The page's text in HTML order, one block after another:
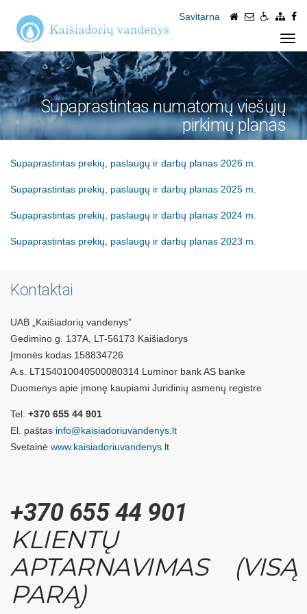
Savitarna
Supaprastintas numatomų viešųjų
pirkimų planas
Supaprastintas prekių, paslaugų ir darbų planas 2026 m.
Supaprastintas prekių, paslaugų ir darbų planas 2025 m.
Supaprastintas prekių, paslaugų ir darbų planas 2024 m.
Supaprastintas prekių, paslaugų ir darbų planas 2023 m.
Kontaktai
UAB „Kaišiadorių vandenys”
Gedimino g. 137A, LT-56173 Kaišiadorys
Įmonės kodas 158834726
A.s. LT154010040500080314 Luminor bank AS banke
Duomenys apie įmonę kaupiami Juridinių asmenų registre
Tel. +370 655 44 901
El. paštas info@kaisiadoriuvandenys.lt
Svetainė www.kaisiadoriuvandenys.lt
+370 655 44 901
KLIENTŲ
APTARNAVIMAS (VISĄ
PARĄ)